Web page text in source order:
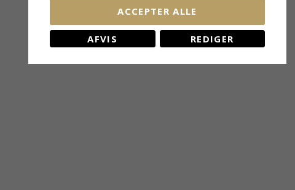
RELATEREDE PRODUKTER
ACCEPTER ALLE
AFVIS REDIGER